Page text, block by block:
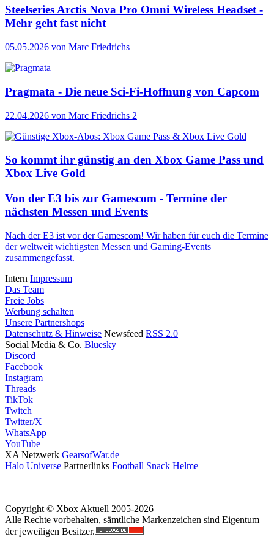
Steelseries Arctis Nova Pro Omni Wireless Headset -
Mehr geht fast nicht
05.05.2026 von Marc Friedrichs
Pragmata - Die neue Sci-Fi-Hoffnung von Capcom
22.04.2026 von Marc Friedrichs 2
So kommt ihr günstig an den Xbox Game Pass und
Xbox Live Gold
Von der E3 bis zur Gamescom - Termine der
nächsten Messen und Events
Nach der E3 ist vor der Gamescom! Wir haben für euch die Termine
der weltweit wichtigsten Messen und Gaming-Events
zusammengefasst.
Intern Impressum
Das Team
Freie Jobs
Werbung schalten
Unsere Partnershops
Datenschutz & Hinweise Newsfeed RSS 2.0
Social Media & Co. Bluesky
Discord
Facebook
Instagram
Threads
TikTok
Twitch
Twitter/X
WhatsApp
YouTube
XA Netzwerk GearsofWar.de
Halo Universe Partnerlinks Football Snack Helme
Copyright © Xbox Aktuell 2005-2026
Alle Rechte vorbehalten, sämtliche Markenzeichen sind Eigentum
der jeweiligen Besitzer.